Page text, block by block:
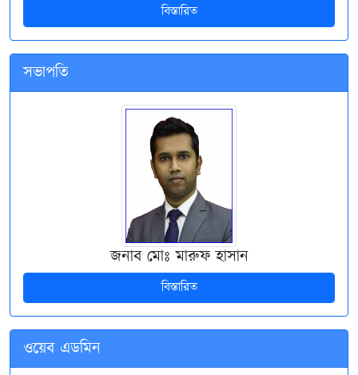
বিস্তারিত
সভাপতি
জনাব মোঃ মারুফ হাসান
বিস্তারিত
ওয়েব এডমিন